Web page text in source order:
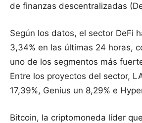
de finanzas descentralizadas
Según los datos, el sector DeFi
3,34% en las últimas 24 horas,
uno de los segmentos más
Entre los proyectos del sector,
17,39%, Genius un 8,29% e
Bitcoin, la criptomoneda líder